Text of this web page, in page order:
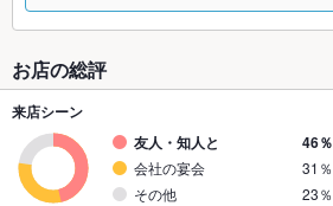
お店の総評
来店シーン
友人・知人と
46％
会社の宴会
31％
その他
23％